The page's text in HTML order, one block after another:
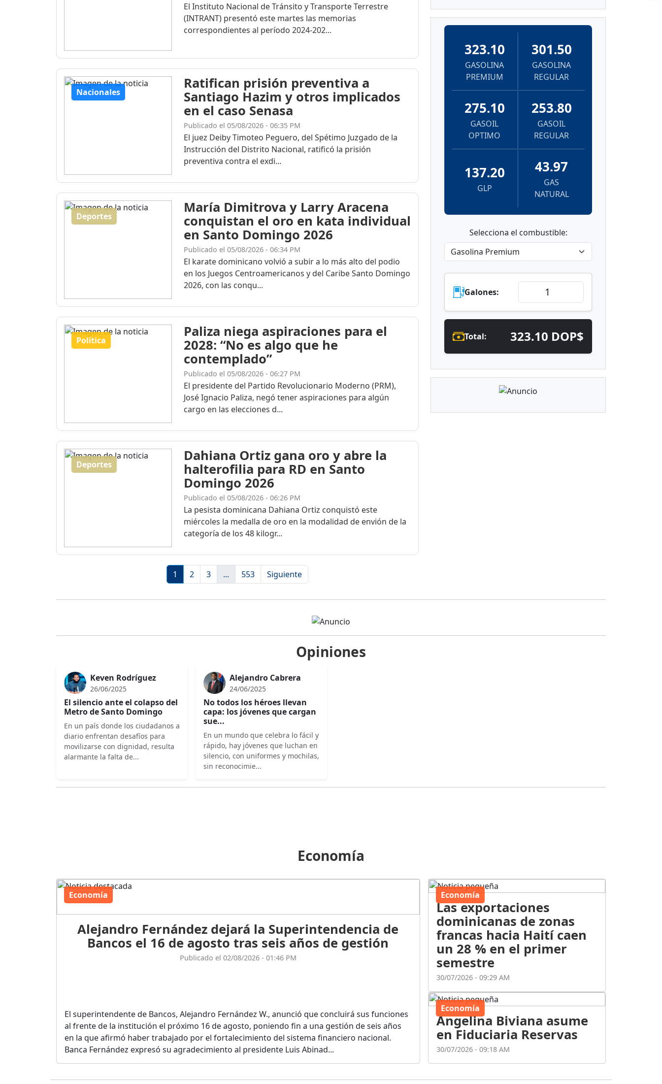
El Instituto Nacional de Tránsito y Transporte Terrestre
(INTRANT) presentó este martes las memorias
correspondientes al período 2024-202...
Nacionales
Ratifican prisión preventiva a
Santiago Hazim y otros implicados
en el caso Senasa
Publicado el 05/08/2026 - 06:35 PM
El juez Deiby Timoteo Peguero, del Spétimo Juzgado de la
Instrucción del Distrito Nacional, ratificó la prisión
preventiva contra el exdi...
Deportes
María Dimitrova y Larry Aracena
conquistan el oro en kata individual
en Santo Domingo 2026
Publicado el 05/08/2026 - 06:34 PM
El karate dominicano volvió a subir a lo más alto del podio
en los Juegos Centroamericanos y del Caribe Santo Domingo
2026, con las conqu...
Política
Paliza niega aspiraciones para el
2028: “No es algo que he
contemplado”
Publicado el 05/08/2026 - 06:27 PM
El presidente del Partido Revolucionario Moderno (PRM),
José Ignacio Paliza, negó tener aspiraciones para algún
cargo en las elecciones d...
Deportes
Dahiana Ortiz gana oro y abre la
halterofilia para RD en Santo
Domingo 2026
Publicado el 05/08/2026 - 06:26 PM
La pesista dominicana Dahiana Ortiz conquistó este
miércoles la medalla de oro en la modalidad de envión de la
categoría de los 48 kilogr...
1 2 3 ... 553 Siguiente
323.10
GASOLINA
PREMIUM
301.50
GASOLINA
REGULAR
275.10
GASOIL
OPTIMO
253.80
GASOIL
REGULAR
137.20
GLP
43.97
GAS
NATURAL
Selecciona el combustible:
Galones:
Total: 323.10 DOP$
Opiniones
Keven Rodríguez
26/06/2025
El silencio ante el colapso del
Metro de Santo Domingo
En un país donde los ciudadanos a
diario enfrentan desafíos para
movilizarse con dignidad, resulta
alarmante la falta de...
Alejandro Cabrera
24/06/2025
No todos los héroes llevan
capa: los jóvenes que cargan
sue...
En un mundo que celebra lo fácil y
rápido, hay jóvenes que luchan en
silencio, con uniformes y mochilas,
sin reconocimie...
Economía
Economía
Alejandro Fernández dejará la Superintendencia de
Bancos el 16 de agosto tras seis años de gestión
Publicado el 02/08/2026 - 01:46 PM
El superintendente de Bancos, Alejandro Fernández W., anunció que concluirá sus funciones
al frente de la institución el próximo 16 de agosto, poniendo fin a una gestión de seis años
en la que afirmó haber trabajado por el fortalecimiento del sistema financiero nacional.
Banca Fernández expresó su agradecimiento al presidente Luis Abinad...
Economía
Las exportaciones
dominicanas de zonas
francas hacia Haití caen
un 28 % en el primer
semestre
30/07/2026 - 09:29 AM
Economía
Angelina Biviana asume
en Fiduciaria Reservas
30/07/2026 - 09:18 AM